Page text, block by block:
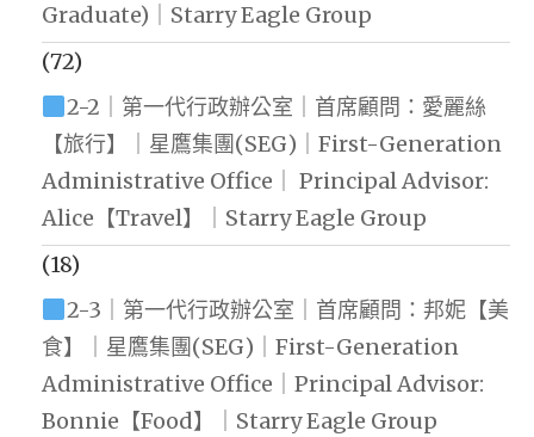
Graduate)｜Starry Eagle Group
(72)
2-2｜第一代行政辦公室｜首席顧問：愛麗絲
【旅行】｜星鷹集團(SEG)｜First-Generation
Administrative Office｜ Principal Advisor:
Alice【Travel】｜Starry Eagle Group
(18)
2-3｜第一代行政辦公室｜首席顧問：邦妮【美
食】｜星鷹集團(SEG)｜First-Generation
Administrative Office｜Principal Advisor:
Bonnie【Food】｜Starry Eagle Group